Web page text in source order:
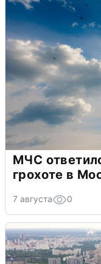
МЧС
грохоте в
7 августа 0